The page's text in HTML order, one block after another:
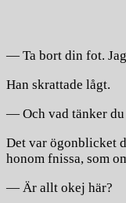
— Ta bort din fot.
Han skrattade lågt.
— Och vad tänker du
Det var ögonblicket
honom fnissa, som
— Är allt okej här?